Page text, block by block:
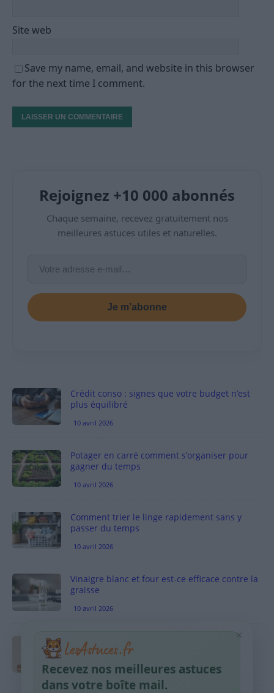
Site web
Save my name, email, and website in this browser
for the next time I comment.
Rejoignez +10 000 abonnés
Chaque semaine, recevez gratuitement nos
meilleures astuces utiles et naturelles.
Je m’abonne
Crédit conso : signes que votre budget n’est
plus équilibré
10 avril 2026
Potager en carré comment s’organiser pour
gagner du temps
10 avril 2026
Comment trier le linge rapidement sans y
passer du temps
10 avril 2026
Vinaigre blanc et four est-ce efficace contre la
graisse
10 avril 2026
Taches pigmentaires : routine simple +
habitudes qui aident
9 avril 2026
×
Recevez nos meilleures astuces
dans votre boîte mail.